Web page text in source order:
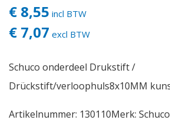
€ 8,55 incl BTW
€ 7,07 excl BTW
Schuco onderdeel Drukstift /
Drückstift/verloophuls8x10MM
Artikelnummer: 130110Merk: Schuco